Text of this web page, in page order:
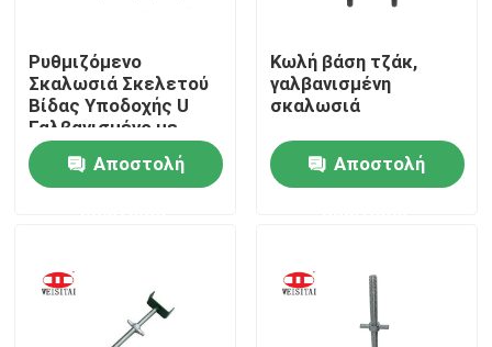
Μας ελάτε σε επαφή με
Ειδήσεις
Μέρη υλικών σκαλωσιάς πλαισίων
Ρυθμιζόμενο
Σκαλωσιά Σκελετού
Βίδας Υποδοχής U
Γαλβανισμένο με
Ηλεκτρόλυση
Αποστολή
Κωλή βάση τζάκ,
γαλβανισμένη
σκαλωσιά
Αποστολή